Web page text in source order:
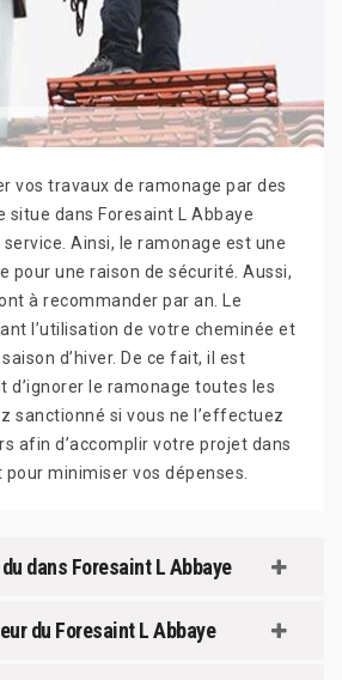
vos travaux de ramonage par des
situe dans Foresaint L Abbaye
Ainsi, le ramonage est une
pour une raison de sécurité. Aussi,
à recommander par an. Le
l’utilisation de votre cheminée et
d’hiver. De ce fait, il est
d’ignorer le ramonage toutes les
sanctionné si vous ne l’effectuez
afin d’accomplir votre projet dans
pour minimiser vos dépenses.
dans Foresaint L Abbaye
du Foresaint L Abbaye